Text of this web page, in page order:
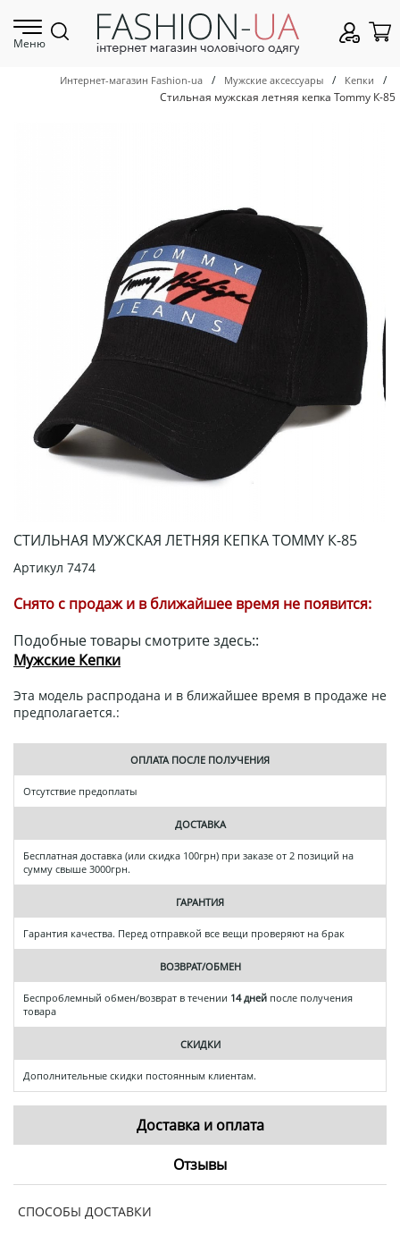
Меню
Интернет-магазин Fashion-ua / Мужские аксессуары / Кепки
/
Стильная мужская летняя кепка Tommy К-85
СТИЛЬНАЯ МУЖСКАЯ ЛЕТНЯЯ КЕПКА TOMMY К-85
Артикул 7474
Снято с продаж и в ближайшее время не появится:
Подобные товары смотрите здесь::
Мужские Кепки
Эта модель распродана и в ближайшее время в продаже не
предполагается.:
ОПЛАТА ПОСЛЕ ПОЛУЧЕНИЯ
Отсутствие предоплаты
ДОСТАВКА
Бесплатная доставка (или скидка 100грн) при заказе от 2 позиций на
сумму свыше 3000грн.
ГАРАНТИЯ
Гарантия качества. Перед отправкой все вещи проверяют на брак
ВОЗВРАТ/ОБМЕН
Беспроблемный обмен/возврат в течении 14 дней после получения
товара
СКИДКИ
Дополнительные скидки постоянным клиентам.
Доставка и оплата
Отзывы
СПОСОБЫ ДОСТАВКИ